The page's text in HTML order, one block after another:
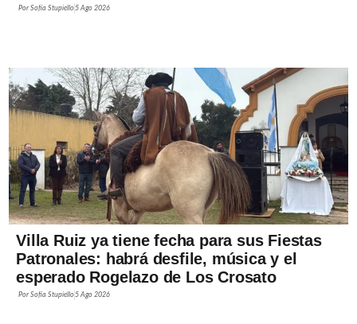
PorSofía Stupiello5 Ago 2026
Villa Ruiz ya tiene fecha para sus Fiestas
Patronales: habrá desfile, música y el
esperado Rogelazo de Los Crosato
PorSofía Stupiello5 Ago 2026